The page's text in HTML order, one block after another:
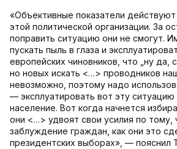
«Объективные показатели
этой политической организации. За
поправить ситуацию они не смогут.
пускать пыль в глаза и
европейских чиновников, что „ну да,
но новых искать <…> проводников
невозможно, поэтому надо
— эксплуатировать вот эту
население. Вот когда начнется
они <…> удвоят свои усилия по тому,
заблуждение граждан, как они это
президентских выборах», — пояснил